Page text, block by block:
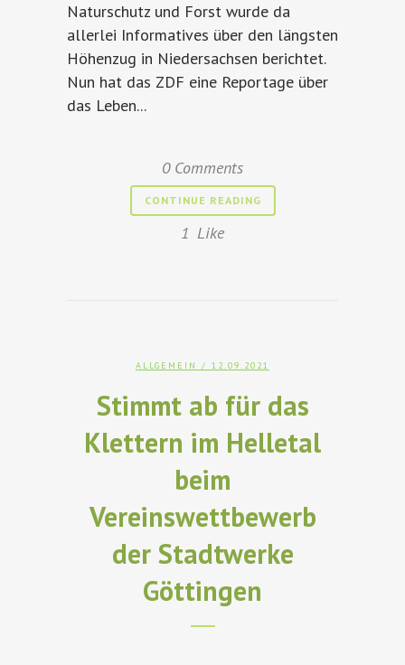
Naturschutz und Forst wurde da
allerlei Informatives über den längsten
Höhenzug in Niedersachsen berichtet.
Nun hat das ZDF eine Reportage über
das Leben...
0 Comments
CONTINUE READING
1 Like
ALLGEMEIN / 12.09.2021
Stimmt ab für das
Klettern im Helletal
beim
Vereinswettbewerb
der Stadtwerke
Göttingen